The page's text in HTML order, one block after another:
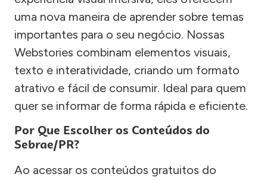
uma nova maneira de aprender sobre temas
importantes para o seu negócio. Nossas
Webstories combinam elementos visuais,
texto e interatividade, criando um formato
atrativo e fácil de consumir. Ideal para quem
quer se informar de forma rápida e eficiente.
Por Que Escolher os Conteúdos do
Sebrae/PR?
Ao acessar os conteúdos gratuitos do